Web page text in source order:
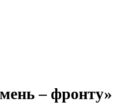
– фронту»